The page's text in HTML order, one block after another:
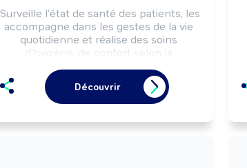
Surveille l'état de santé des patients, les
accompagne dans les gestes de la vie
quotidienne et réalise des soins
d'hygiène, de confort selon la
consignes du personnel soignant.
Découvrir